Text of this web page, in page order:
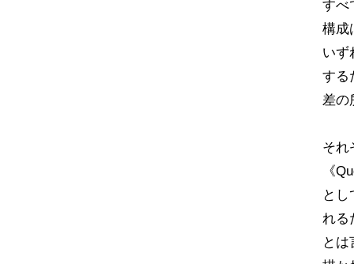
すべ
構成
いず
する
差の
それ
《
と
れる
と